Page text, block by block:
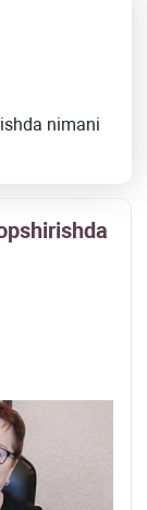
nimani